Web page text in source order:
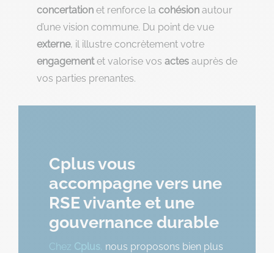
concertation et renforce la cohésion autour
d’une vision commune. Du point de vue
externe, il illustre concrètement votre
engagementet valorise vos actes auprès de
vos parties prenantes.
Cplus vous
accompagne vers une
RSE vivante et une
gouvernance durable
Chez Cplus nous proposons bien plus